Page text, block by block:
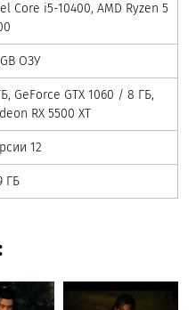
Core i5-10400, AMD Ryzen 5
ОЗУ
GeForce GTX 1060 / 8 ГБ,
RX 5500 XT
12
ГБ